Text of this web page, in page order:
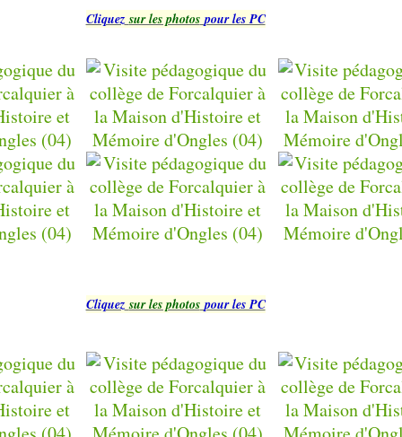
Cliquez sur les photos pour les PC
Cliquez sur les photos pour les PC